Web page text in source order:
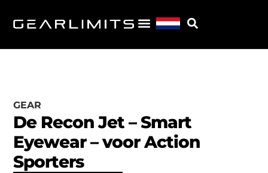
GEAR
De Recon Jet – Smart
Eyewear – voor Action
Sporters